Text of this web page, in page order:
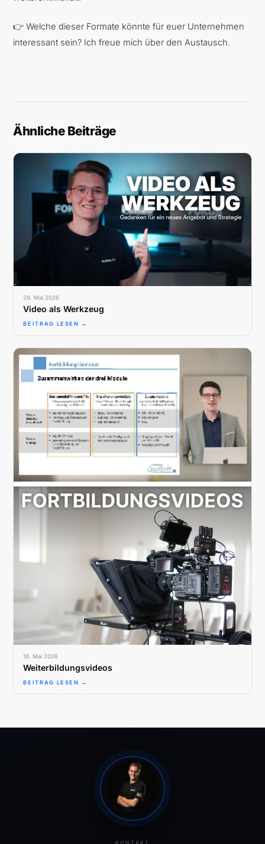
👉 Welche dieser Formate könnte für euer Unternehmen
interessant sein? Ich freue mich über den Austausch.
Ähnliche Beiträge
28. Mai 2026
Video als Werkzeug
BEITRAG LESEN →
18. Mai 2026
Weiterbildungsvideos
BEITRAG LESEN →
KONTAKT